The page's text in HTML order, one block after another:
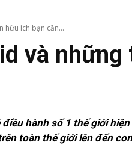
hữu ích bạn cần...
và
hành số 1 thế giới
toàn thế giới lên đến